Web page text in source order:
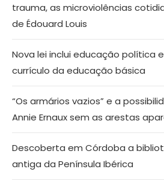
trauma, as microviolências
de Édouard Louis
Nova lei inclui educação política
currículo da educação básica
“Os armários vazios” e a
Annie Ernaux sem as arestas
Descoberta em Córdoba a
antiga da Península Ibérica